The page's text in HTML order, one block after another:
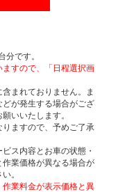
分です。
すので、「日程選択画
まれておりません。ま
が発生する場合がござ
いいたします。
ますので、予めご了承
ス内容とお車の状態・
業価格が異なる場合が
。
業料金が表示価格と異